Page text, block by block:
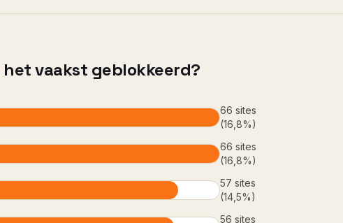
vaakst geblokkeerd?
66 sites
(16,8%)
66 sites
(16,8%)
57 sites
(14,5%)
56 sites